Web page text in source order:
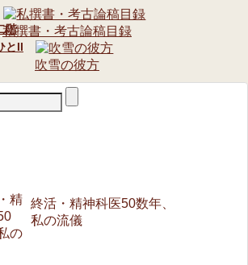
階
とII
私撰書・考古論稿目録
吹雪の彼方
終活・精神科医50数年、
私の流儀